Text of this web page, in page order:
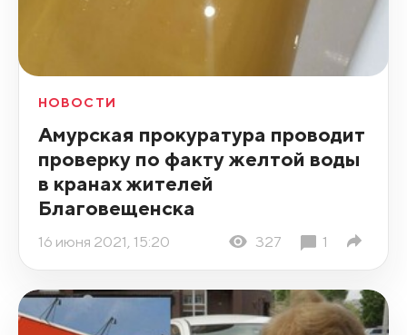
НОВОСТИ
Амурская прокуратура проводит
проверку по факту желтой воды
в кранах жителей
Благовещенска
16 июня 2021, 15:20 327 1